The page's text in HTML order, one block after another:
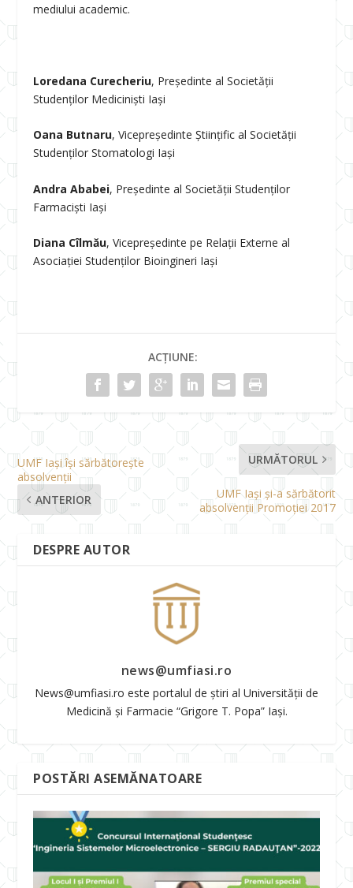
mediului academic.
Loredana Curecheriu, Președinte al Societății
Studenților Mediciniști Iași
Oana Butnaru, Vicepreședinte Științific al Societății
Studenților Stomatologi Iași
Andra Ababei, Președinte al Societății Studenților
Farmaciști Iași
Diana Cîlmău, Vicepreședinte pe Relații Externe al
Asociației Studenților Bioingineri Iași
ACȚIUNE:
UMF Iași își sărbătorește
absolvenții
ANTERIOR
URMĂTORUL
UMF Iași și-a sărbătorit
absolvenții Promoției 2017
DESPRE AUTOR
news@umfiasi.ro
News@umfiasi.ro este portalul de știri al Universității de
Medicină și Farmacie “Grigore T. Popa” Iași.
POSTĂRI ASEMĂNATOARE